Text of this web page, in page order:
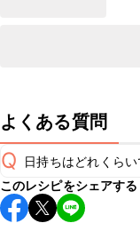
よくある質問
Q 日持ちはどれくらい
保存期間は冷蔵で当
し上がりください。
このレシピをシェアする